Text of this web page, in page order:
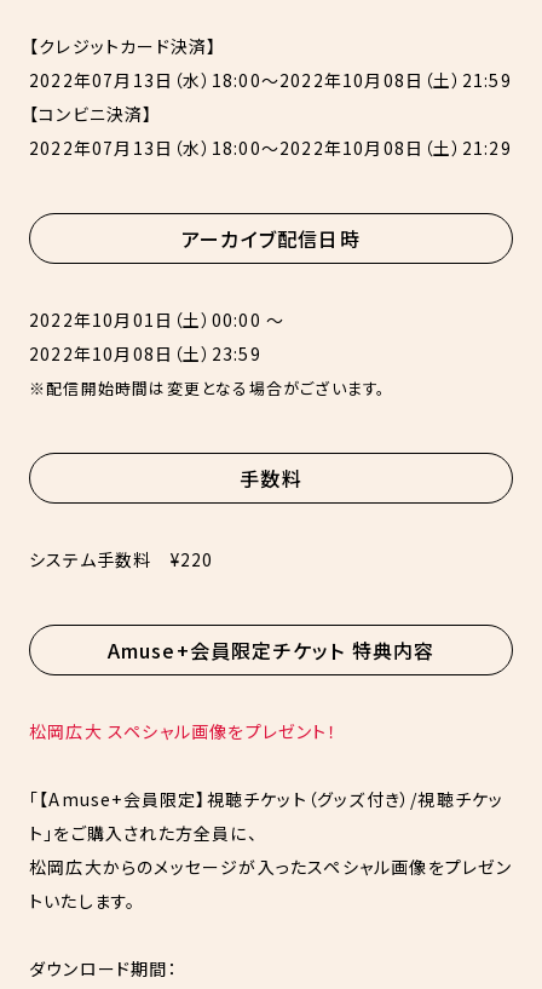
【クレジットカード決済】
2022年07月13日（水）18:00〜2022年10月08日（土）21:59
【コンビニ決済】
2022年07月13日（水）18:00〜2022年10月08日（土）21:29
アーカイブ配信日時
2022年10月01日（土）00:00 〜
2022年10月08日（土）23:59
※配信開始時間は変更となる場合がございます。
手数料
システム手数料 ¥220
Amuse+会員限定チケット 特典内容
松岡広大 スペシャル画像をプレゼント！
「【Amuse+会員限定】視聴チケット（グッズ付き）/視聴チケッ
ト」をご購入された方全員に、
松岡広大からのメッセージが入ったスペシャル画像をプレゼン
トいたします。
ダウンロード期間：